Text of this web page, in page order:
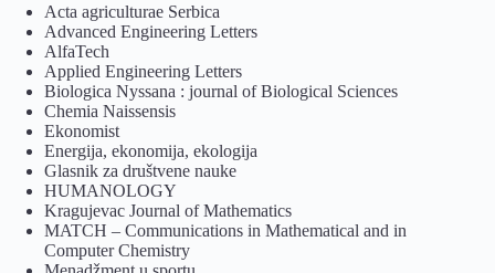
Acta agriculturae Serbica
Advanced Engineering Letters
AlfaTech
Applied Engineering Letters
Biologica Nyssana : journal of Biological Sciences
Chemia Naissensis
Ekonomist
Energija, ekonomija, ekologija
Glasnik za društvene nauke
HUMANOLOGY
Kragujevac Journal of Mathematics
MATCH – Communications in Mathematical and in
Computer Chemistry